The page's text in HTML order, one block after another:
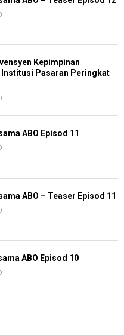
Kepimpinan
Institusi Pasaran Peringkat
ABO Episod 11
ABO – Teaser Episod 11
ABO Episod 10